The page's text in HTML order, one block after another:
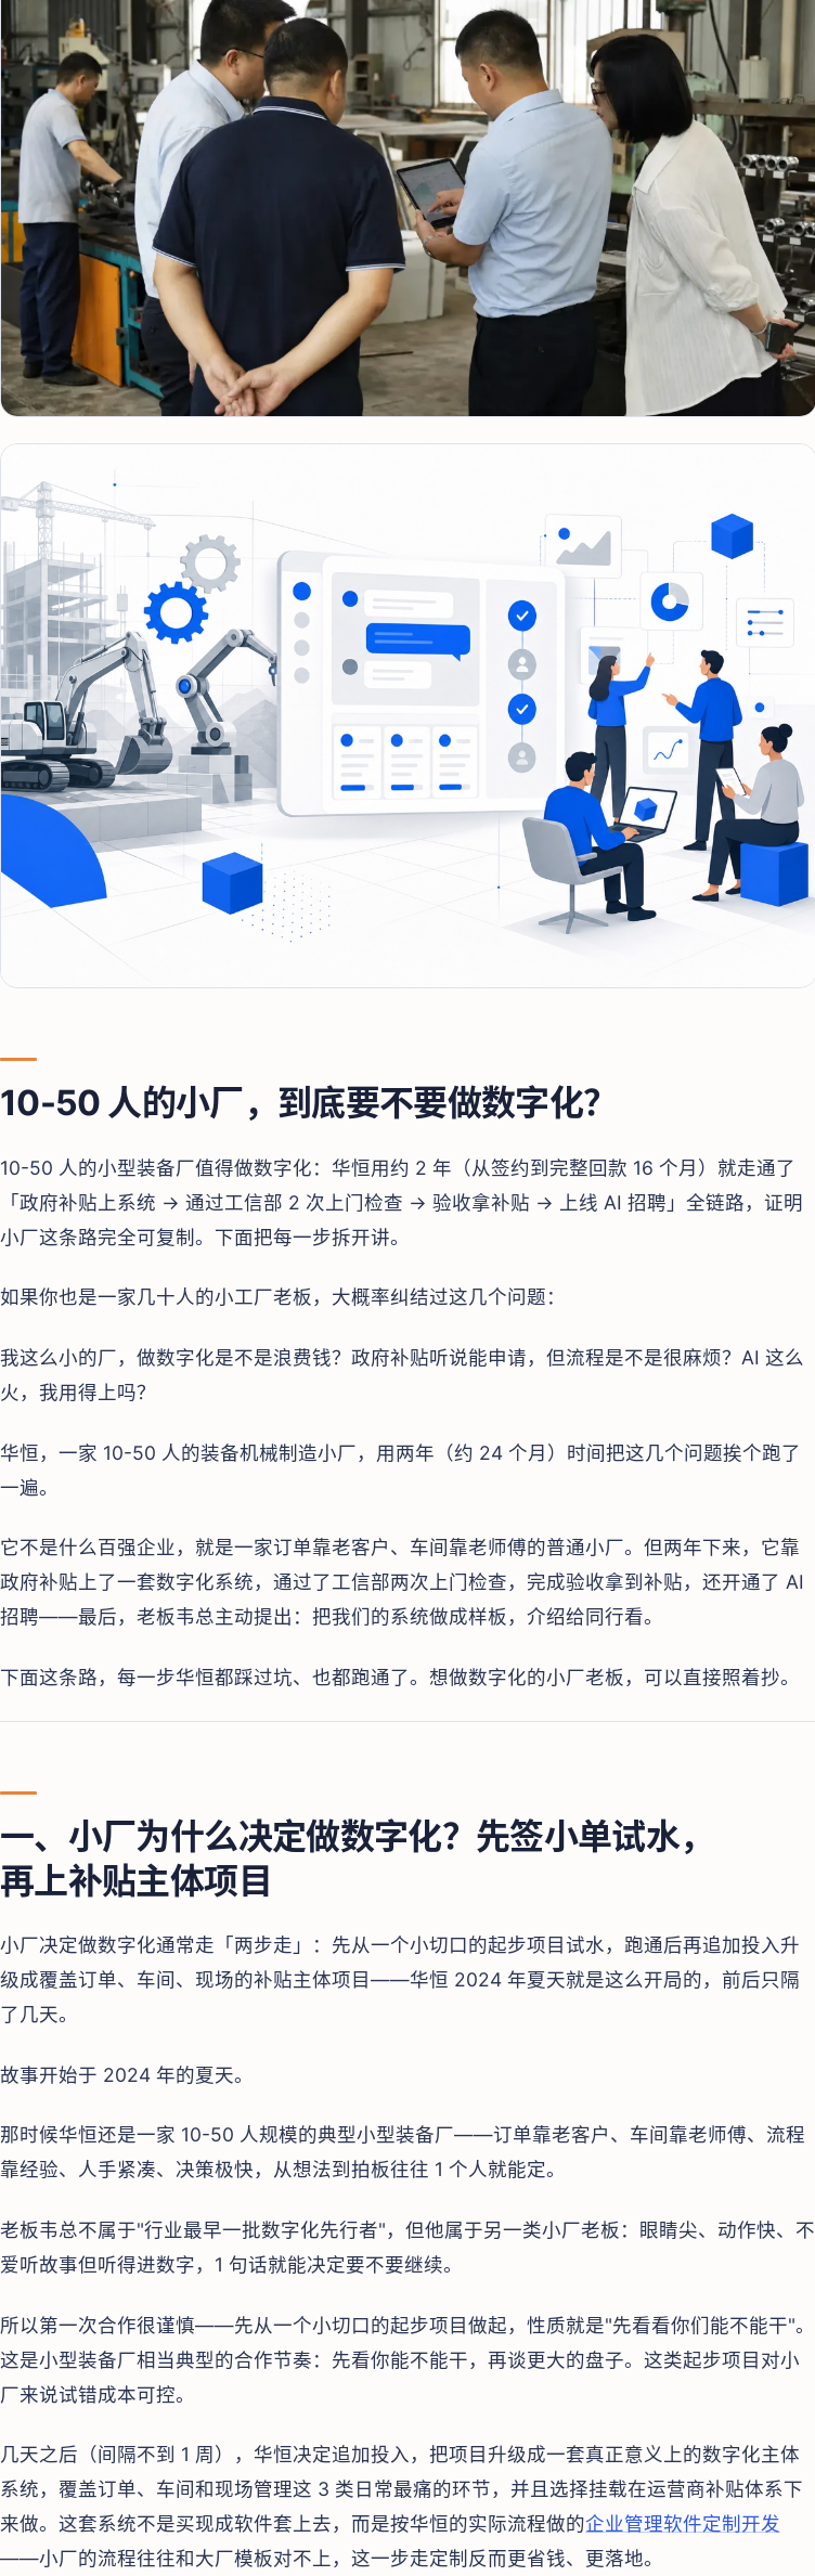
10-50 人的小厂，到底要不要做数字化？
10-50 人的小型装备厂值得做数字化：华恒用约 2 年（从签约到完整回款 16 个月）就走通了
「政府补贴上系统 → 通过工信部 2 次上门检查 → 验收拿补贴 → 上线 AI 招聘」全链路，证明
小厂这条路完全可复制。下面把每一步拆开讲。
如果你也是一家几十人的小工厂老板，大概率纠结过这几个问题：
我这么小的厂，做数字化是不是浪费钱？政府补贴听说能申请，但流程是不是很麻烦？AI 这么
火，我用得上吗？
华恒，一家 10-50 人的装备机械制造小厂，用两年（约 24 个月）时间把这几个问题挨个跑了
一遍。
它不是什么百强企业，就是一家订单靠老客户、车间靠老师傅的普通小厂。但两年下来，它靠
政府补贴上了一套数字化系统，通过了工信部两次上门检查，完成验收拿到补贴，还开通了 AI
招聘——最后，老板韦总主动提出：把我们的系统做成样板，介绍给同行看。
下面这条路，每一步华恒都踩过坑、也都跑通了。想做数字化的小厂老板，可以直接照着抄。
一、小厂为什么决定做数字化？先签小单试水，
再上补贴主体项目
小厂决定做数字化通常走「两步走」：先从一个小切口的起步项目试水，跑通后再追加投入升
级成覆盖订单、车间、现场的补贴主体项目——华恒 2024 年夏天就是这么开局的，前后只隔
了几天。
故事开始于 2024 年的夏天。
那时候华恒还是一家 10-50 人规模的典型小型装备厂——订单靠老客户、车间靠老师傅、流程
靠经验、人手紧凑、决策极快，从想法到拍板往往 1 个人就能定。
老板韦总不属于"行业最早一批数字化先行者"，但他属于另一类小厂老板：眼睛尖、动作快、不
爱听故事但听得进数字，1 句话就能决定要不要继续。
所以第一次合作很谨慎——先从一个小切口的起步项目做起，性质就是"先看看你们能不能干"。
这是小型装备厂相当典型的合作节奏：先看你能不能干，再谈更大的盘子。这类起步项目对小
厂来说试错成本可控。
几天之后（间隔不到 1 周），华恒决定追加投入，把项目升级成一套真正意义上的数字化主体
系统，覆盖订单、车间和现场管理这 3 类日常最痛的环节，并且选择挂载在运营商补贴体系下
来做。这套系统不是买现成软件套上去，而是按华恒的实际流程做的企业管理软件定制开发
——小厂的流程往往和大厂模板对不上，这一步走定制反而更省钱、更落地。